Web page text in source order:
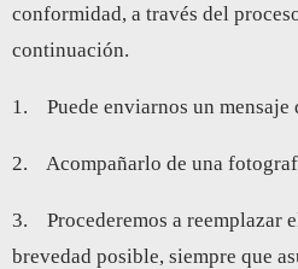
conformidad, a través del
continuación.
1. Puede enviarnos un mensaje
2. Acompañarlo de una
3. Procederemos a reemplazar
brevedad posible, siempre que